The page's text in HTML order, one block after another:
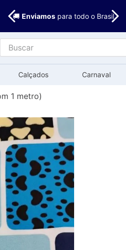
🚚 Enviamospara todo o Brasil
Buscar
Calçados Carnaval
1 metro)